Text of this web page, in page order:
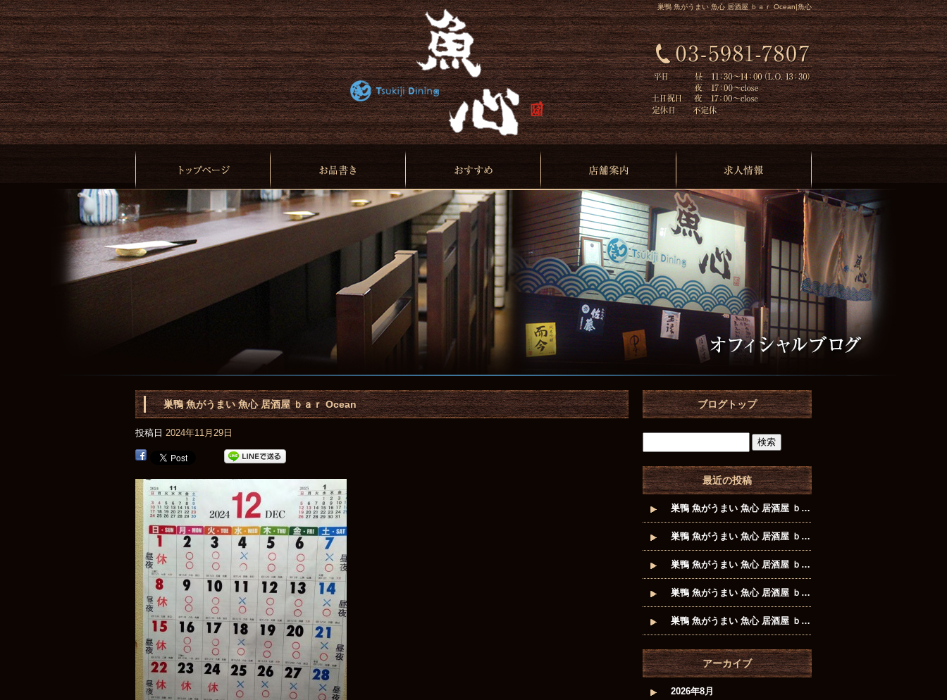
巣鴨 魚がうまい 魚心 居酒屋 ｂａｒ Ocean|魚心
巣鴨 魚がうまい 魚心 居酒屋 ｂａｒ Ocean
投稿日 2024年11月29日
ブログトップ
最近の投稿
巣鴨 魚がうまい 魚心 居酒屋 ｂａｒ Ocean
巣鴨 魚がうまい 魚心 居酒屋 ｂａｒ Ocean
巣鴨 魚がうまい 魚心 居酒屋 ｂａｒ Ocean
巣鴨 魚がうまい 魚心 居酒屋 ｂａｒ Ocean
巣鴨 魚がうまい 魚心 居酒屋 ｂａｒ Ocean
アーカイブ
2026年8月